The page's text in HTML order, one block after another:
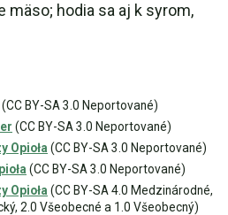
mäso; hodia sa aj k syrom,
(CC BY-SA 3.0 Neportované)
(CC BY-SA 3.0 Neportované)
Opioła (CC BY-SA 3.0 Neportované)
(CC BY-SA 3.0 Neportované)
Opioła (CC BY-SA 4.0 Medzinárodné,
2.0 Všeobecné a 1.0 Všeobecný)